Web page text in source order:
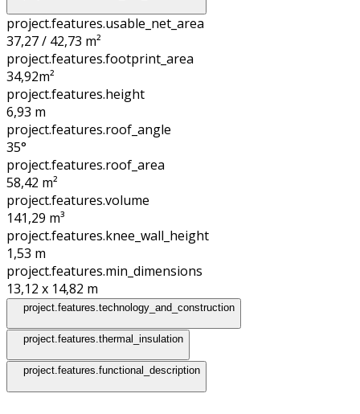
project.features.usable_net_area
37,27 / 42,73 m²
project.features.footprint_area
34,92m²
project.features.height
6,93 m
project.features.roof_angle
35°
project.features.roof_area
58,42 m²
project.features.volume
141,29 m³
project.features.knee_wall_height
1,53 m
project.features.min_dimensions
13,12 x 14,82 m
project.features.technology_and_construction
project.features.thermal_insulation
project.features.functional_description